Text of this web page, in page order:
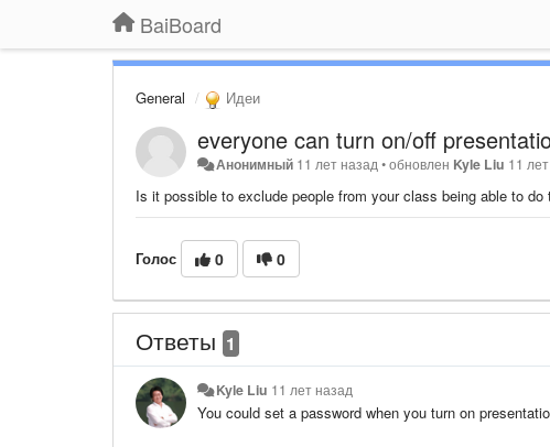
BaiBoard
General Идеи
everyone can turn on/off
Анонимный 11 лет назад •обновлен Kyle Liu 11
Is it possible to exclude people from your class being able to do
Голос 0 0
Ответы 1
Kyle Liu 11 лет назад
You could set a password when you turn on